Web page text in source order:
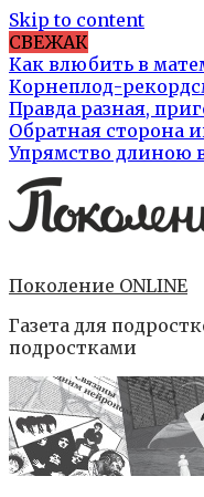
Skip to content
СВЕЖАК
Как влюбить в
Корнеплод-
Правда разная,
Обратная сторона
Упрямство длиною
Поколение ONLINE
Газета для
подростками